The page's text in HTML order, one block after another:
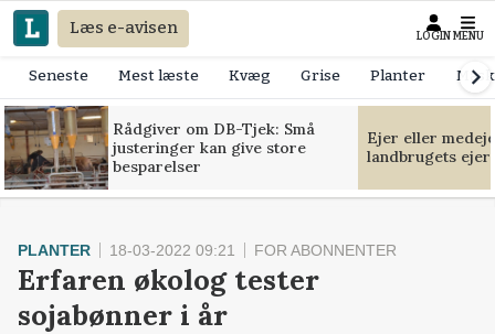
Læs e-avisen LOGIN MENU
Seneste Mest læste Kvæg Grise Planter
Rådgiver om DB-Tjek: Små
justeringer kan give store
besparelser
Ejer eller
landbrugets
PLANTER 18-03-2022 09:21 FOR ABONNENTER
Erfaren økolog tester
sojabønner i år